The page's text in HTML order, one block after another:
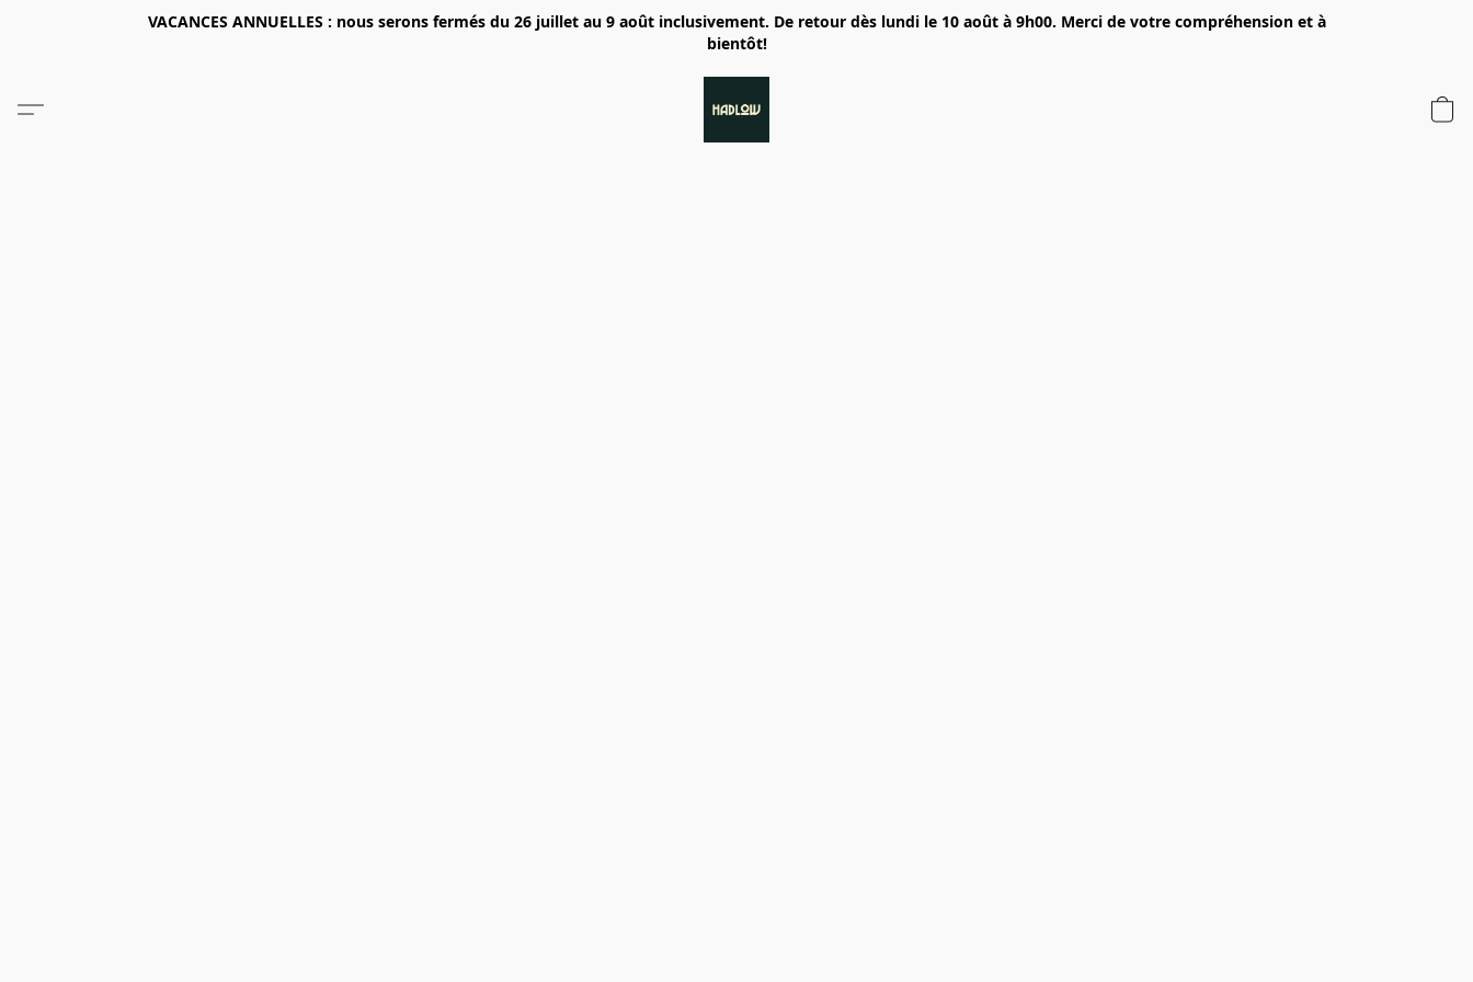
VACANCES ANNUELLES : nous serons fermés du 26 juillet au 9 août inclusivement. De retour dès lundi le 10 août à 9h00. Merci de votre compréhension et à
bientôt!